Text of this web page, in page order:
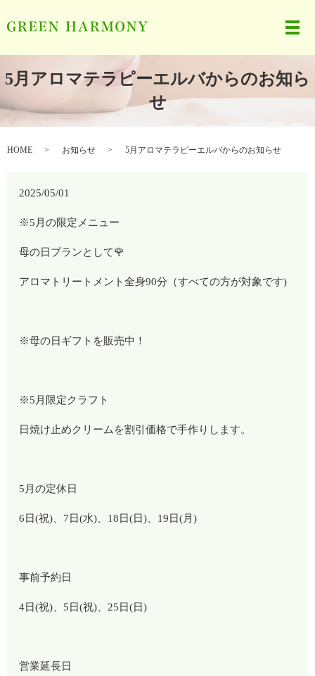
メ
5月アロマテラピーエルバからのお知ら
せ
HOME お知らせ 5月アロマテラピーエルバからのお知らせ
2025/05/01
※5月の限定メニュー
母の日プランとして🌹
アロマトリートメント全身90分（すべての方が対象です)
※母の日ギフトを販売中！
※5月限定クラフト
日焼け止めクリームを割引価格で手作りします。
5月の定休日
6日(祝)、7日(水)、18日(日)、19日(月)
事前予約日
4日(祝)、5日(祝)、25日(日)
営業延長日